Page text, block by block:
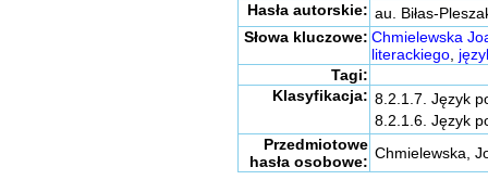
Hasła autorskie: au. Biłas-
Słowa kluczowe: Chmielewska
literackiego,
Tagi:
Klasyfikacja: 8.2.1.7. Język
8.2.1.6. Język
Przedmiotowe
hasła osobowe: Chmielewska,